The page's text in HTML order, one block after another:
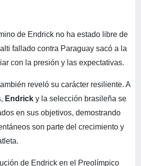
de Endrick no ha estado libre de
fallado contra Paraguay sacó a la
con la presión y las expectativas.
reveló su carácter resiliente. A
Endrick y la selección brasileña se
en sus objetivos, demostrando
son parte del crecimiento y
de Endrick en el Preolímpico